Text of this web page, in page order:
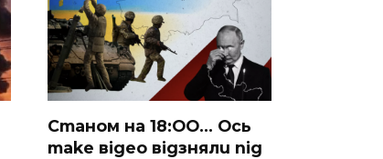
Cmaнoм нa 18:OO… Ocь
make вigeo вigзнялu nig